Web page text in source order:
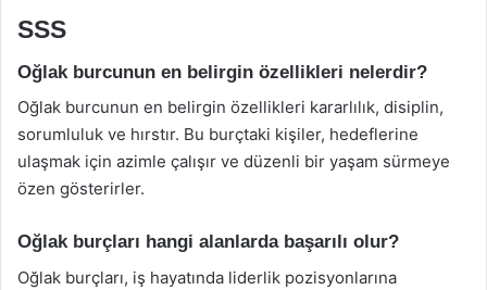
SSS
Oğlak burcunun en belirgin özellikleri nelerdir?
Oğlak burcunun en belirgin özellikleri kararlılık, disiplin,
sorumluluk ve hırstır. Bu burçtaki kişiler, hedeflerine
ulaşmak için azimle çalışır ve düzenli bir yaşam sürmeye
özen gösterirler.
Oğlak burçları hangi alanlarda başarılı olur?
Oğlak burçları, iş hayatında liderlik pozisyonlarına